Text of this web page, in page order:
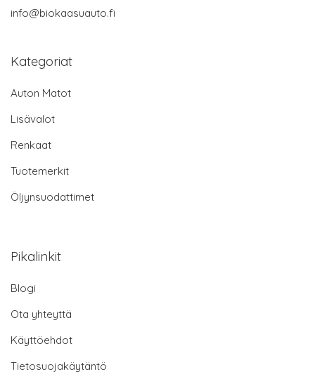
info@biokaasuauto.fi
Kategoriat
Auton Matot
Lisävalot
Renkaat
Tuotemerkit
Öljynsuodattimet
Pikalinkit
Blogi
Ota yhteyttä
Käyttöehdot
Tietosuojakäytäntö